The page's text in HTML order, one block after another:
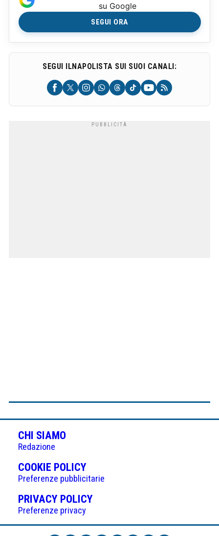
su Google
SEGUI ORA
SEGUI ILNAPOLISTA SUI SUOI CANALI:
CHI SIAMO
Redazione
COOKIE POLICY(APRE
IN
UNA
NUOVA
Preferenze pubblicitarie
PRIVACY POLICY(APRE
UNA
Preferenze privacy